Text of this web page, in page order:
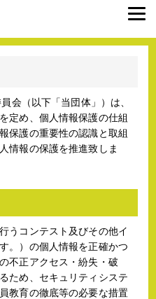
会（以下「当団体」）は、
定め、個人情報保護の仕組
保護の重要性の認識と取組
情報の保護を推進致しま
うコンテスト及びその他イ
。）の個人情報を正確かつ
不正アクセス・紛失・破
ため、セキュリティシステ
教育の徹底等の必要な措置